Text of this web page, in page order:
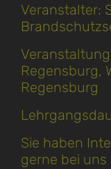
Veranstalter:
Regensburg,
Regensburg
Sie haben
gerne bei